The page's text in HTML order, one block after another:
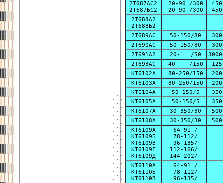
2Т687АС2
2Т687БС2
20-90 /300
20-90 /300
450
450
2Т688А2
2Т688Б2
2Т689АС
50-150/80
300
2Т690АС
50-150/80
300
2Т691А2
20- /50
3000
2Т693АС
40- /150
125
КТ6102А
80-250/150
200
КТ6103А
80-250/150
200
КТ6104А
50-150/5
350
КТ6105А
50-150/5
350
КТ6107А
30-350/30
500
КТ6108А
30-350/30
500
КТ6109А
КТ6109Б
КТ6109В
КТ6109Г
КТ6109Д
64-91 /
78-112/
96-135/
112-166/
144-202/
КТ6110А
КТ6110Б
КТ6110В
64-91 /
78-112/
96-135/